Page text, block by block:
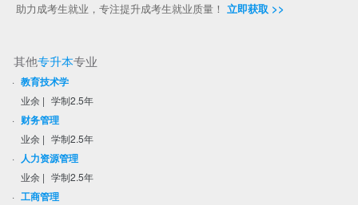
助力成考生就业，专注提升成考生就业质量！ 立即获取 >>
其他专升本专业
· 教育技术学
业余 | 学制2.5年
· 财务管理
业余 | 学制2.5年
· 人力资源管理
业余 | 学制2.5年
· 工商管理